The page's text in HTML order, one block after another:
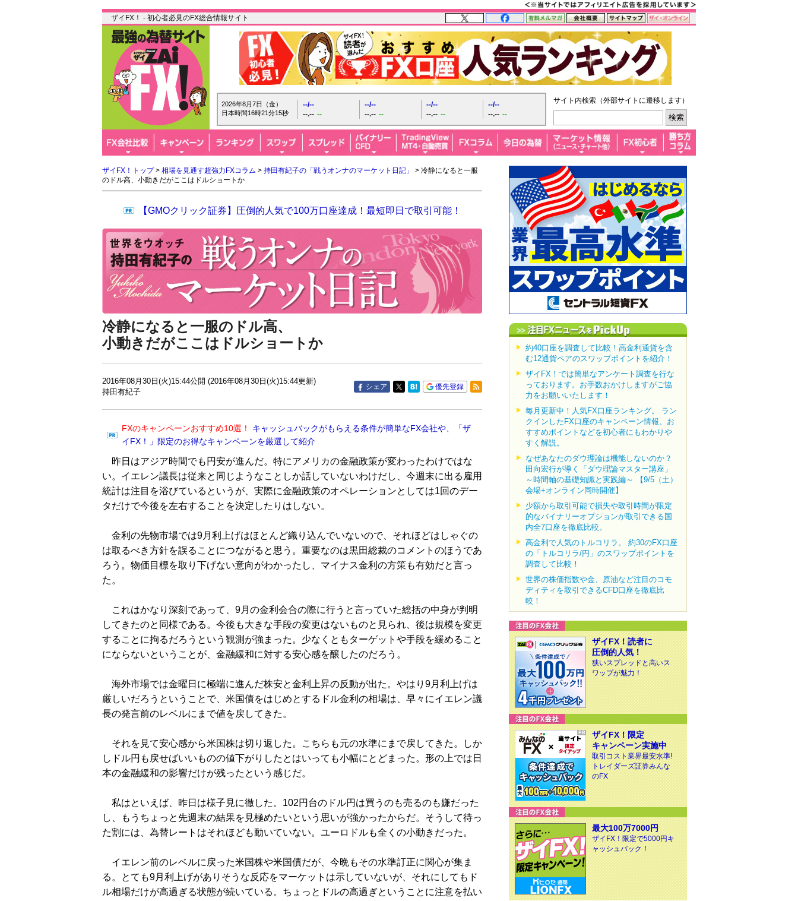
ザイFX！ - 初心者必見のFX総合情報サイト
2026年8月7日（金）
日本時間16時21分16秒
--/--
--.-- --
--/--
--.-- --
--/--
--.-- --
--/--
--.-- --
サイト内検索（外部サイトに遷移します）
ザイFX！トップ> 相場を見通す超強力FXコラム > 持田有紀子の「戦うオンナのマーケット日記」
> 冷静になると一服
のドル高、小動きだがここはドルショートか
【GMOクリック証券】圧倒的人気で100万口座達成！最短即日で取引可能！
冷静になると一服のドル高、
小動きだがここはドルショートか
2016年08月30日(火)15:44公開 (2016年08月30日(火)15:44更新)
持田有紀子
シェア 優先登録
FXのキャンペーンおすすめ10選！
キャッシュバックがもらえる条件が簡単なFX会社や、「ザ
イFX！」限定のお得なキャンペーンを厳選して紹介
昨日はアジア時間でも円安が進んだ。特にアメリカの金融政策が変わったわけではな
い。イエレン議長は従来と同じようなことしか話していないわけだし、今週末に出る雇用
統計は注目を浴びているというが、実際に金融政策のオペレーションとしては1回のデー
タだけで今後を左右することを決定したりはしない。
金利の先物市場では9月利上げはほとんど織り込んでいないので、それほどはしゃぐの
は取るべき方針を誤ることにつながると思う。重要なのは黒田総裁のコメントのほうであ
ろう。物価目標を取り下げない意向がわかったし、マイナス金利の方策も有効だと言っ
た。
これはかなり深刻であって、9月の金利会合の際に行うと言っていた総括の中身が判明
してきたのと同様である。今後も大きな手段の変更はないものと見られ、後は規模を変更
することに拘るだろうという観測が強まった。少なくともターゲットや手段を緩めること
にならないということが、金融緩和に対する安心感を醸したのだろう。
海外市場では金曜日に極端に進んだ株安と金利上昇の反動が出た。やはり9月利上げは
厳しいだろうということで、米国債をはじめとするドル金利の相場は、早々にイエレン議
長の発言前のレベルにまで値を戻してきた。
それを見て安心感から米国株は切り返した。こちらも元の水準にまで戻してきた。しか
しドル円も戻せばいいものの値下がりしたとはいっても小幅にとどまった。形の上では日
本の金融緩和の影響だけが残ったという感じだ。
私はといえば、昨日は様子見に徹した。102円台のドル円は買うのも売るのも嫌だった
し、もうちょっと先週末の結果を見極めたいという思いが強かったからだ。そうして待っ
た割には、為替レートはそれほども動いていない。ユーロドルも全くの小動きだった。
イエレン前のレベルに戻った米国株や米国債だが、今晩もその水準訂正に関心が集ま
る。とても9月利上げがありそうな反応をマーケットは示していないが、それにしてもド
ル相場だけが高過ぎる状態が続いている。ちょっとドルの高過ぎということに注意を払い
約40口座を調査して比較！高金利通貨を含
む12通貨ペアのスワップポイントを紹介！
ザイFX！では簡単なアンケート調査を行な
っております。お手数おかけしますがご協
力をお願いいたします！
毎月更新中！人気FX口座ランキング。 ラン
クインしたFX口座のキャンペーン情報、お
すすめポイントなどを初心者にもわかりや
すく解説。
なぜあなたのダウ理論は機能しないのか？
田向宏行が導く「ダウ理論マスター講座」
～時間軸の基礎知識と実践編～ 【9/5（土）
会場+オンライン同時開催】
少額から取引可能で損失や取引時間が限定
的なバイナリーオプションが取引できる国
内全7口座を徹底比較。
高金利で人気のトルコリラ。 約30のFX口座
の「トルコリラ/円」のスワップポイントを
調査して比較！
世界の株価指数や金、原油など注目のコモ
ディティを取引できるCFD口座を徹底比
較！
ザイFX！読者に
圧倒的人気！
狭いスプレッドと高いス
ワップが魅力！
ザイFX！限定
キャンペーン実施中
取引コスト業界最安水準!
トレイダーズ証券みんな
のFX
最大100万7000円
ザイFX！限定で5000円キ
ャッシュバック！